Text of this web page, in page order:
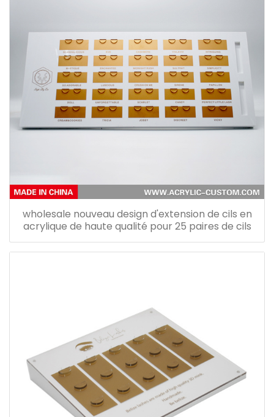
wholesale nouveau design d'extension de cils en
acrylique de haute qualité pour 25 paires de cils